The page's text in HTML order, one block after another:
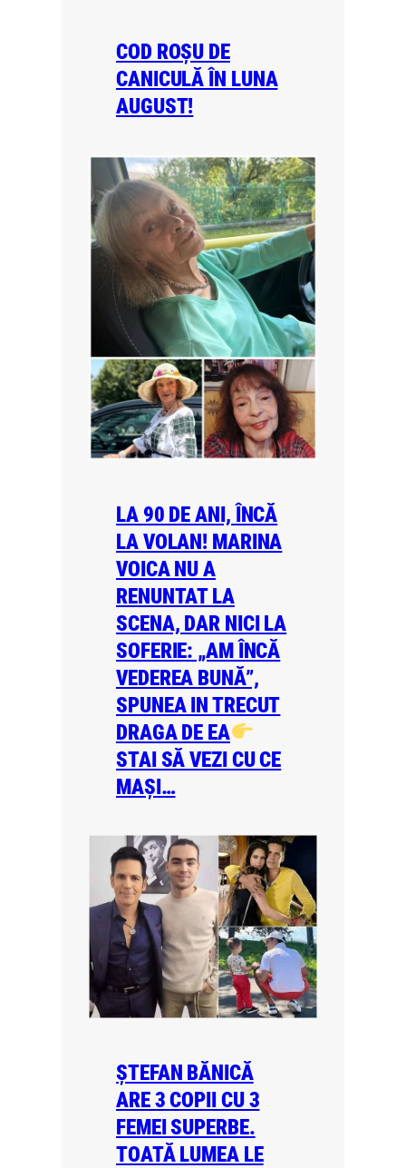
COD ROȘU DE
CANICULĂ ÎN LUNA
AUGUST!
LA 90 DE ANI, ÎNCĂ
LA VOLAN! MARINA
VOICA NU A
RENUNTAT LA
SCENA, DAR NICI LA
SOFERIE: „AM ÎNCĂ
VEDEREA BUNĂ”,
SPUNEA IN TRECUT
DRAGA DE EA
STAI SĂ VEZI CU CE
MAȘI…
ȘTEFAN BĂNICĂ
ARE 3 COPII CU 3
FEMEI SUPERBE.
TOATĂ LUMEA LE